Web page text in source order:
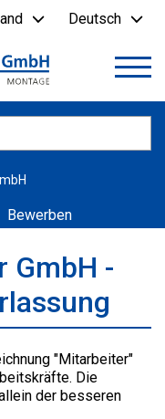
Deutsch
Bewerben
GmbH -
"Mitarbeiter"
Die
der besseren